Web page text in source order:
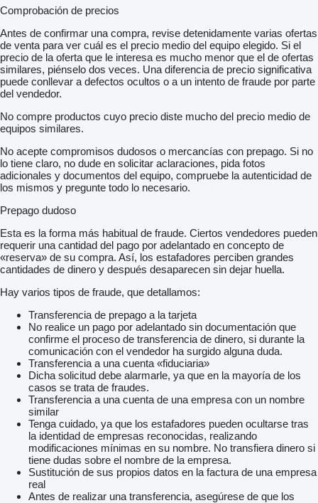
Comprobación de precios
Antes de confirmar una compra, revise detenidamente varias ofertas
de venta para ver cuál es el precio medio del equipo elegido. Si el
precio de la oferta que le interesa es mucho menor que el de ofertas
similares, piénselo dos veces. Una diferencia de precio significativa
puede conllevar a defectos ocultos o a un intento de fraude por parte
del vendedor.
No compre productos cuyo precio diste mucho del precio medio de
equipos similares.
No acepte compromisos dudosos o mercancías con prepago. Si no
lo tiene claro, no dude en solicitar aclaraciones, pida fotos
adicionales y documentos del equipo, compruebe la autenticidad de
los mismos y pregunte todo lo necesario.
Prepago dudoso
Esta es la forma más habitual de fraude. Ciertos vendedores pueden
requerir una cantidad del pago por adelantado en concepto de
«reserva» de su compra. Así, los estafadores perciben grandes
cantidades de dinero y después desaparecen sin dejar huella.
Hay varios tipos de fraude, que detallamos:
Transferencia de prepago a la tarjeta
No realice un pago por adelantado sin documentación que
confirme el proceso de transferencia de dinero, si durante la
comunicación con el vendedor ha surgido alguna duda.
Transferencia a una cuenta «fiduciaria»
Dicha solicitud debe alarmarle, ya que en la mayoría de los
casos se trata de fraudes.
Transferencia a una cuenta de una empresa con un nombre
similar
Tenga cuidado, ya que los estafadores pueden ocultarse tras
la identidad de empresas reconocidas, realizando
modificaciones mínimas en su nombre. No transfiera dinero si
tiene dudas sobre el nombre de la empresa.
Sustitución de sus propios datos en la factura de una empresa
real
Antes de realizar una transferencia, asegúrese de que los